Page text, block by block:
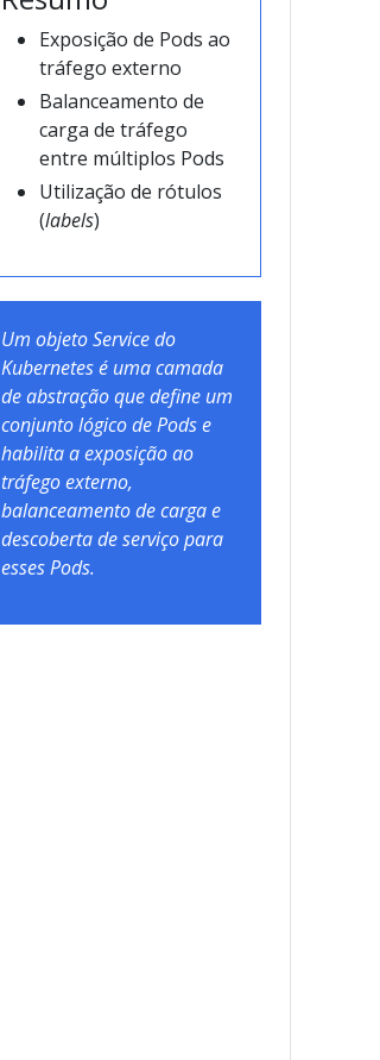
Exposição de Pods ao
tráfego externo
Balanceamento de
carga de tráfego
entre múltiplos Pods
Utilização de rótulos
(labels)
Um objeto Service do
Kubernetes é uma camada
de abstração que define um
conjunto lógico de Pods e
habilita a exposição ao
tráfego externo,
balanceamento de carga e
descoberta de serviço para
esses Pods.